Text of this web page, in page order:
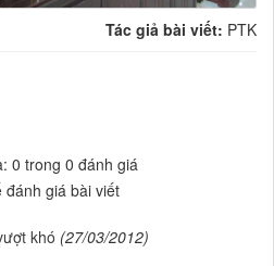
Tác giả bài viết: PTK
0 trong 0 đánh giá
đánh giá bài viết
khó (27/03/2012)